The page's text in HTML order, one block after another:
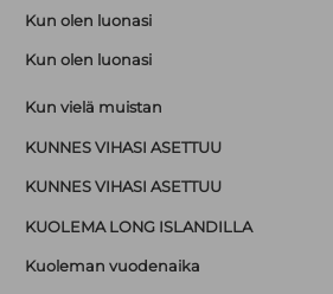
Kun olen luonasi
Kun olen luonasi
Kun vielä muistan
KUNNES VIHASI ASETTUU
KUNNES VIHASI ASETTUU
KUOLEMA LONG ISLANDILLA
Kuoleman vuodenaika